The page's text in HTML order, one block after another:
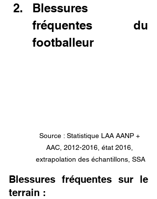
Blessures
fréquentes du
footballeur
Source : Statistique LAA AANP +
AAC, 2012-2016, état 2016,
extrapolation des échantillons, SSA
Blessures fréquentes sur le
terrain :